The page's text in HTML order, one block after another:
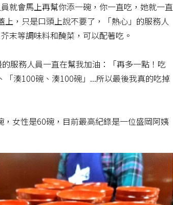
就會馬上再幫你添一碗，你一直吃，她就一直
，只是口頭上說不要了，「熱心」的服務人
末等調味料和醃菜，可以配著吃。
服務人員一直在幫我加油：「再多一點！吃
湊100碗、湊100碗」...所以最後我真的吃掉
女性是60碗，目前最高紀錄是一位盛岡阿姨